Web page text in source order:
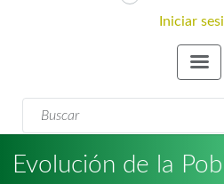
Iniciar
Buscar
Evolución de la